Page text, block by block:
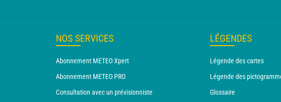
NOS SERVICES
Abonnement METEO Xpert
Abonnement METEO PRO
Consultation avec un prévisionniste
LÉGENDES
Légende des cartes
Légende des
Glossaire